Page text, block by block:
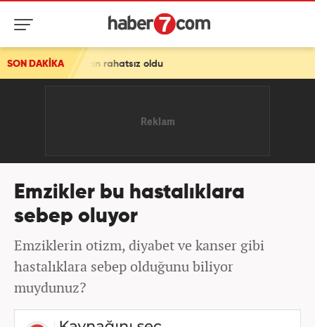
SON DAKİKArahatsız oldu
Emzikler bu hastalıklara
sebep oluyor
Emziklerin otizm, diyabet ve kanser gibi
hastalıklara sebep olduğunu biliyor
muydunuz?